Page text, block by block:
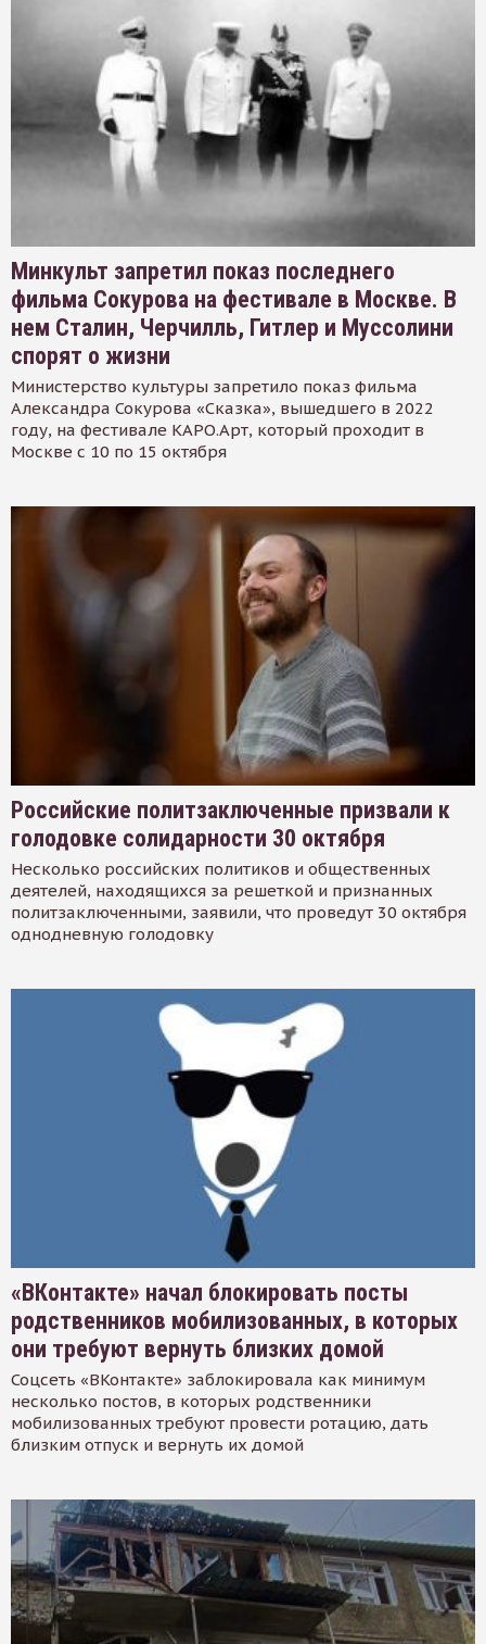
Минкульт запретил показ последнего
фильма Сокурова на фестивале в Москве. В
нем Сталин, Черчилль, Гитлер и Муссолини
спорят о жизни
Министерство культуры запретило показ фильма
Александра Сокурова «Сказка», вышедшего в 2022
году, на фестивале КАРО.Арт, который проходит в
Москве с 10 по 15 октября
Российские политзаключенные призвали к
голодовке солидарности 30 октября
Несколько российских политиков и общественных
деятелей, находящихся за решеткой и признанных
политзаключенными, заявили, что проведут 30 октября
однодневную голодовку
«ВКонтакте» начал блокировать посты
родственников мобилизованных, в которых
они требуют вернуть близких домой
Соцсеть «ВКонтакте» заблокировала как минимум
несколько постов, в которых родственники
мобилизованных требуют провести ротацию, дать
близким отпуск и вернуть их домой